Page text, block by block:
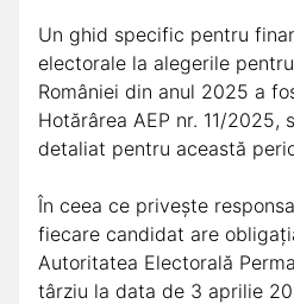
Un ghid specific pentru
electorale la alegerile
României din anul 2025 a
Hotărârea AEP nr. 11/2025,
detaliat pentru această
În ceea ce privește
fiecare candidat are
Autoritatea Electorală
târziu la data de 3 aprilie